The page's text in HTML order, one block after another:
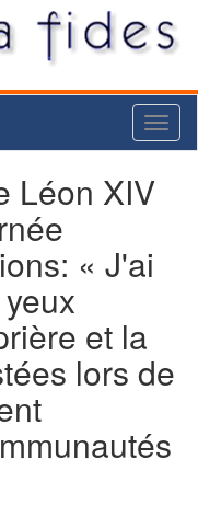
Léon XIV
« J'ai
et la
lors de